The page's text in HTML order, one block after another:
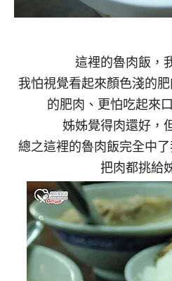
這裡的魯肉飯，
我怕視覺看起來顏色淺的
的肥肉、更怕吃起來
姊姊覺得肉還好，
總之這裡的魯肉飯完全中
把肉都挑給